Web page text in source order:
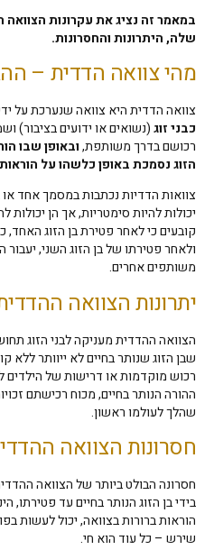
במאמר זה נציג את עקרונות הצוואה
שלה, היתרונות והחסרונות.
מהי צוואה הדדית –
צוואה הדדית היא צוואה שנערכת על ידי
כבני זוג(נשואים או ידועים בציבור)
רכושם בדרך משותפת,ובאופן שבו
הזוג נסמכת באופן כלשהו על
צוואות הדדיות נכתבות במסמך אחד או
יכולות להיות סימטריות, אך הן יכולות
קובעים כי לאחר פטירת בן הזוג האחד,
ולאחר פטירתו של בן הזוג השני, יעבור
משותפים אחרים.
יתרונות הצוואה ההדדית
הצוואה ההדדית מעניקה לבני הזוג
שבן הזוג שנותר בחיים לא ייוותר ללא
רכוש מוקדמות או דרישות של הילדים
ההורה הנותר בחיים, מכוח רכישתם
שהלך לעולמו ראשון.
חסרונות הצוואה
חסרונה הבולט ביותר של הצוואה
בידי בן הזוג הנותר בחיים עד פטירתו,
הוראות ברורות בצוואה, יכול לעשות
שירש – כל עוד הוא חי.